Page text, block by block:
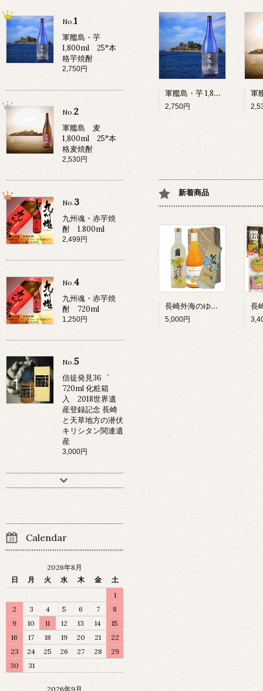
軍艦島・芋 1,800ml 25°本格芋焼酎
2,750円
新着商品
長崎外海のゆうこう詰合 プレミアムセットゆうこうのお酒500ML・原口みかん100%ジュース720ML/各1本・ドロさまそうめん6束入1個
5,000円
No.1
軍艦島・芋
1,800ml 25°本
格芋焼酎
2,750円
No.2
軍艦島 麦
1,800ml 25°本
格麦焼酎
2,530円
No.3
九州魂・赤芋焼
酎 1.800ml
2,499円
No.4
九州魂・赤芋焼
酎 720ml
1,250円
No.5
信徒発見36゜
720ml 化粧箱
入 2018世界遺
産登録記念 長崎
と天草地方の潜伏
キリシタン関連遺
産
3,000円
Calendar
2026年8月
日
月 火 水 木 金
土
1
2
3 4 5 6 7
8
9
10 11 12 13 14
15
16
17 18 19 20 21
22
23
24 25 26 27 28
29
30
31
2026年9月